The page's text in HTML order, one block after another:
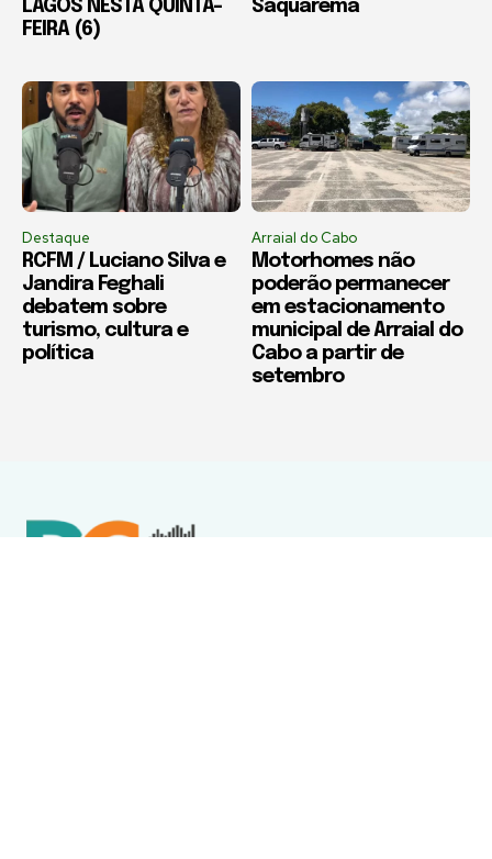
LAGOS NESTA QUINTA-
FEIRA (6)
Saquarema
Destaque
RCFM / Luciano Silva e
Jandira Feghali
debatem sobre
turismo, cultura e
política
Arraial do Cabo
Motorhomes não
poderão permanecer
em estacionamento
municipal de Arraial do
Cabo a partir de
setembro